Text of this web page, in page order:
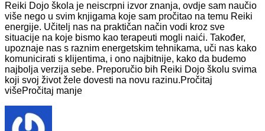
Reiki Dojo škola je neiscrpni izvor znanja, ovdje sam naučio
više nego u svim knjigama koje sam pročitao na temu Reiki
energije. Učitelj nas na praktičan način vodi kroz sve
situacije na koje bismo kao terapeuti mogli naići. Također,
upoznaje nas s raznim energetskim tehnikama, uči nas kako
komunicirati s klijentima, i ono najbitnije, kako da budemo
najbolja verzija sebe. Preporučio bih Reiki Dojo školu svima
koji svoj život žele dovesti na novu razinu.Pročitaj
višePročitaj manje